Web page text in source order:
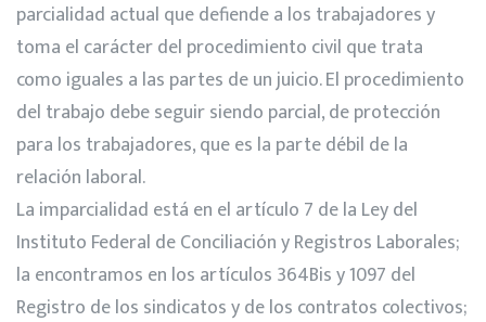
parcialidad actual que defiende a los trabajadores y
toma el carácter del procedimiento civil que trata
como iguales a las partes de un juicio. El procedimiento
del trabajo debe seguir siendo parcial, de protección
para los trabajadores, que es la parte débil de la
relación laboral.
La imparcialidad está en el artículo 7 de la Ley del
Instituto Federal de Conciliación y Registros Laborales;
la encontramos en los artículos 364Bis y 1097 del
Registro de los sindicatos y de los contratos colectivos;